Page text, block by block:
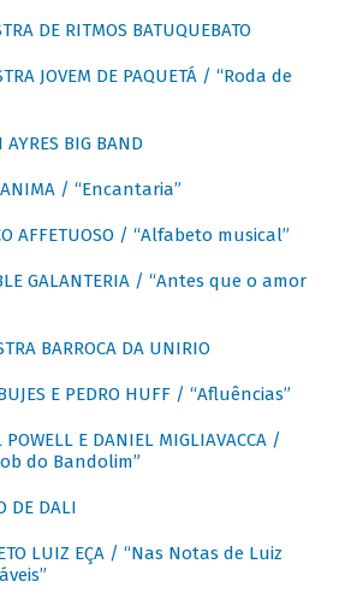
DE RITMOS BATUQUEBATO
JOVEM DE PAQUETÁ / “Roda de
AYRES BIG BAND
ANIMA / “Encantaria”
AFFETUOSO / “Alfabeto musical”
GALANTERIA / “Antes que o amor
BARROCA DA UNIRIO
E PEDRO HUFF / “Afluências”
POWELL E DANIEL MIGLIAVACCA /
do Bandolim”
DE DALI
LUIZ EÇA / “Nas Notas de Luiz